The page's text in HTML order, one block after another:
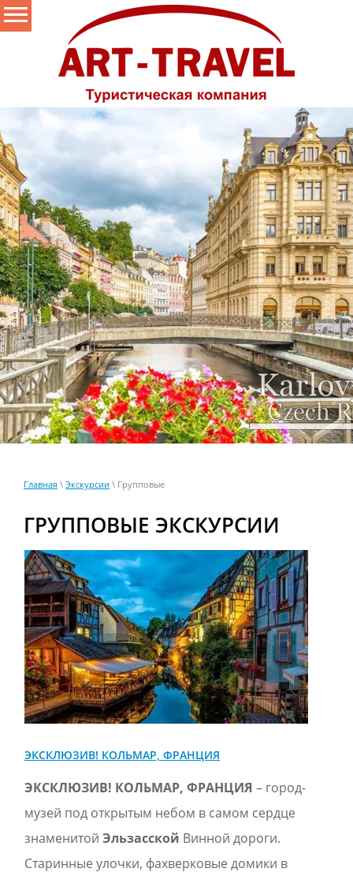
Главная \ Экскурсии \ Групповые
ГРУППОВЫЕ ЭКСКУРСИИ
ЭКСКЛЮЗИВ! КОЛЬМАР, ФРАНЦИЯ
ЭКСКЛЮЗИВ! КОЛЬМАР, ФРАНЦИЯ – город-
музей под открытым небом в самом сердце
знаменитой Эльзасской Винной дороги.
Старинные улочки, фахверковые домики в